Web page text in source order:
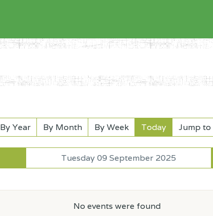
Organigramme
By Year By Month By Week Today Jump
Tuesday 09 September 2025
No events were found